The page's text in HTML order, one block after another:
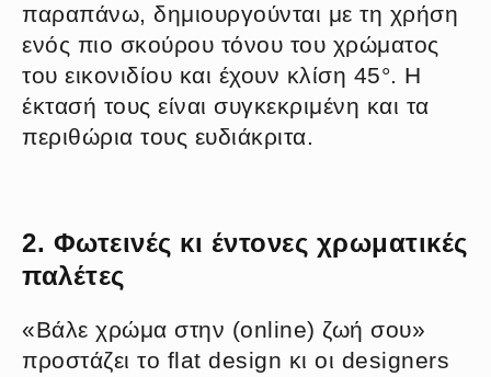
παραπάνω, δημιουργούνται με τη χρήση
ενός πιο σκούρου τόνου του χρώματος
του εικονιδίου και έχουν κλίση 45°. Η
έκτασή τους είναι συγκεκριμένη και τα
περιθώρια τους ευδιάκριτα.
2. Φωτεινές κι έντονες χρωματικές
παλέτες
«Βάλε χρώμα στην (online) ζωή σου»
προστάζει το flat design κι οι designers